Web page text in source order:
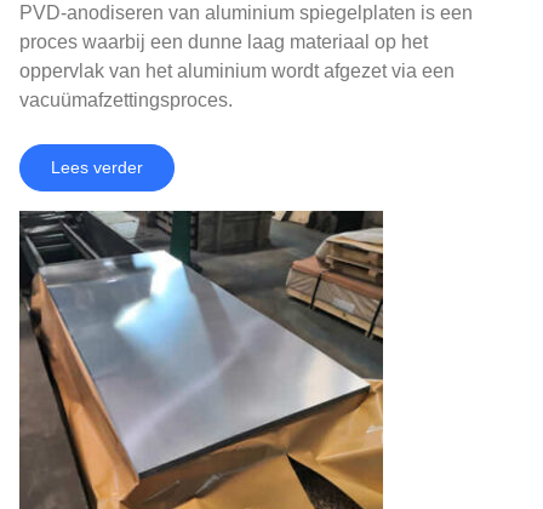
PVD-anodiseren van aluminium spiegelplaten is een
proces waarbij een dunne laag materiaal op het
oppervlak van het aluminium wordt afgezet via een
vacuümafzettingsproces.
Lees verder